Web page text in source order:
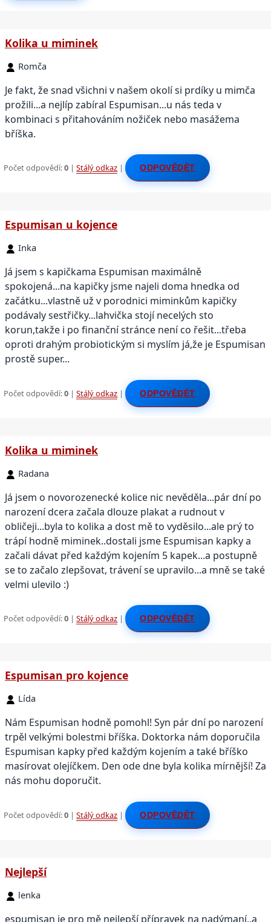
Kolika u miminek
Romča
Je fakt, že snad všichni v našem okolí si prdíky u mimča
prožili...a nejlíp zabíral Espumisan...u nás teda v
kombinaci s přitahováním nožiček nebo masážema
bříška.
Počet odpovědí:0 |Stálý odkaz | ODPOVĚDĚT
Espumisan u kojence
Inka
Já jsem s kapičkama Espumisan maximálně
spokojená...na kapičky jsme najeli doma hnedka od
začátku...vlastně už v porodnici miminkům kapičky
podávaly sestřičky...lahvička stojí necelých sto
korun,takže i po finanční stránce není co řešit...třeba
oproti drahým probiotickým si myslím já,že je Espumisan
prostě super...
Počet odpovědí:0 |Stálý odkaz | ODPOVĚDĚT
Kolika u miminek
Radana
Já jsem o novorozenecké kolice nic nevěděla...pár dní po
narození dcera začala dlouze plakat a rudnout v
obličeji...byla to kolika a dost mě to vyděsilo...ale prý to
trápí hodně miminek..dostali jsme Espumisan kapky a
začali dávat před každým kojením 5 kapek...a postupně
se to začalo zlepšovat, trávení se upravilo...a mně se také
velmi ulevilo :)
Počet odpovědí:0 |Stálý odkaz | ODPOVĚDĚT
Espumisan pro kojence
Lída
Nám Espumisan hodně pomohl! Syn pár dní po narození
trpěl velkými bolestmi bříška. Doktorka nám doporučila
Espumisan kapky před každým kojením a také bříško
masírovat olejíčkem. Den ode dne byla kolika mírnější! Za
nás mohu doporučit.
Počet odpovědí:0 |Stálý odkaz | ODPOVĚDĚT
Nejlepší
lenka
espumisan je pro mě nejlepší přípravek na nadýmaní..a